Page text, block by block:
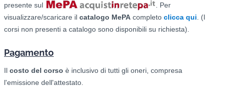
presente sul
. Per
visualizzare/scaricare il catalogo MePA completo clicca qui . (I
corsi non presenti a catalogo sono disponibili su richiesta).
Pagamento
Il costo del corso è inclusivo di tutti gli oneri, compresa
l'emissione dell'attestato.